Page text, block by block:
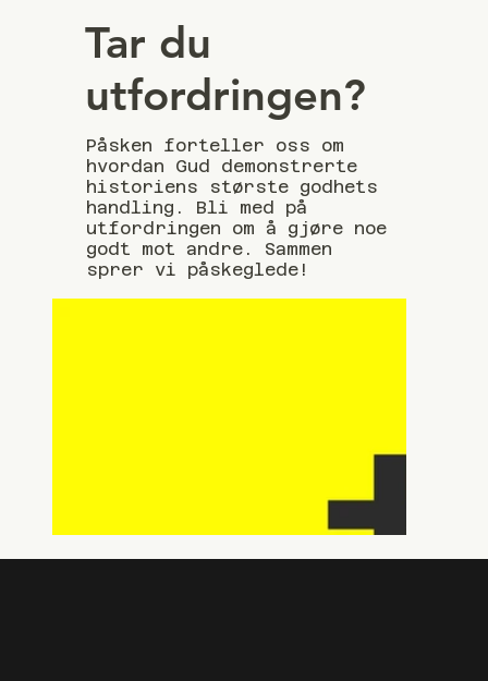
Tar du
utfordringen?
Påsken forteller oss om
hvordan Gud demonstrerte
historiens største godhets
handling. Bli med på
utfordringen om å gjøre noe
godt mot andre. Sammen
sprer vi påskeglede!